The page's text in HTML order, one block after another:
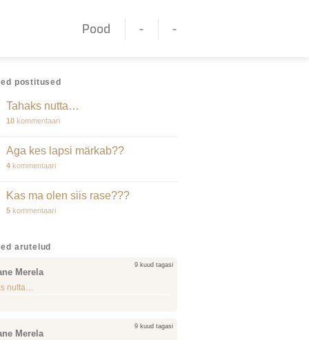
Pood - -
postitused
Tahaks nutta…
10kommentaari
Aga kes lapsi märkab??
4kommentaari
Kas ma olen siis rase???
5kommentaari
arutelud
Merela
9 kuud tagasi
nutta…
Merela
9 kuud tagasi